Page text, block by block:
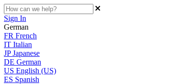
Sign In
German
FR French
IT Italian
JP Japanese
DE German
US English (US)
ES Spanish